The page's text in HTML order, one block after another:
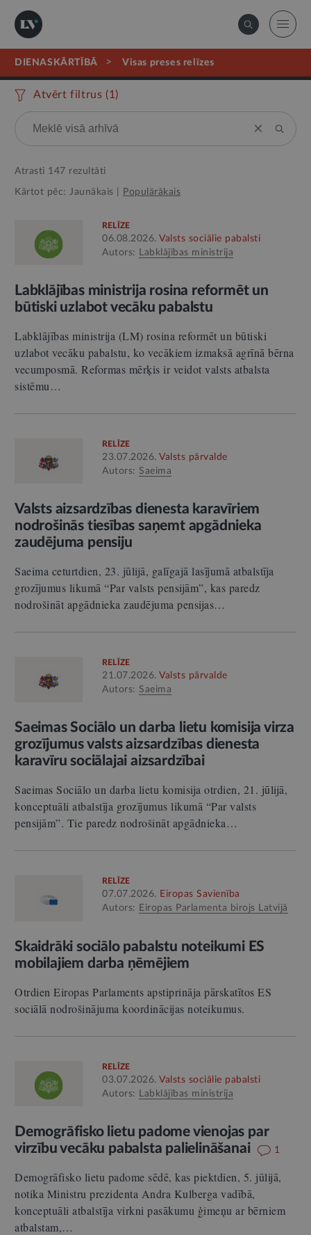
DIENASKĀRTĪBĀ > visas preses relīzes
Atvērt filtrus (1 )
Atrasti 147 rezultāti
Kārtot pēc: Jaunākais Populārākais
RELĪZE
06.08.2026. Valsts sociālie pabalsti
Autors: Labklājības ministrija
Labklājības ministrija rosina reformēt un
būtiski uzlabot vecāku pabalstu
Labklājības ministrija (LM) rosina reformēt un būtiski
uzlabot vecāku pabalstu, ko vecākiem izmaksā agrīnā bērna
vecumposmā. Reformas mērķis ir veidot valsts atbalsta
sistēmu…
RELĪZE
23.07.2026. Valsts pārvalde
Autors: Saeima
Valsts aizsardzības dienesta karavīriem
nodrošinās tiesības saņemt apgādnieka
zaudējuma pensiju
Saeima ceturtdien, 23. jūlijā, galīgajā lasījumā atbalstīja
grozījumus likumā “Par valsts pensijām”, kas paredz
nodrošināt apgādnieka zaudējuma pensijas…
RELĪZE
21.07.2026. Valsts pārvalde
Autors: Saeima
Saeimas Sociālo un darba lietu komisija virza
grozījumus valsts aizsardzības dienesta
karavīru sociālajai aizsardzībai
Saeimas Sociālo un darba lietu komisija otrdien, 21. jūlijā,
konceptuāli atbalstīja grozījumus likumā “Par valsts
pensijām”. Tie paredz nodrošināt apgādnieka…
RELĪZE
07.07.2026. Eiropas Savienība
Autors: Eiropas Parlamenta birojs Latvijā
Skaidrāki sociālo pabalstu noteikumi ES
mobilajiem darba ņēmējiem
Otrdien Eiropas Parlaments apstiprināja pārskatītos ES
sociālā nodrošinājuma koordinācijas noteikumus.
RELĪZE
03.07.2026. Valsts sociālie pabalsti
Autors:
Labklājības ministrija
Demogrāfisko lietu padome vienojas par
virzību vecāku pabalsta palielināšanai
1
Demogrāfisko lietu padome sēdē, kas piektdien, 5. jūlijā,
notika Ministru prezidenta Andra Kulberga vadībā,
konceptuāli atbalstīja virkni pasākumu ģimeņu ar bērniem
atbalstam,…